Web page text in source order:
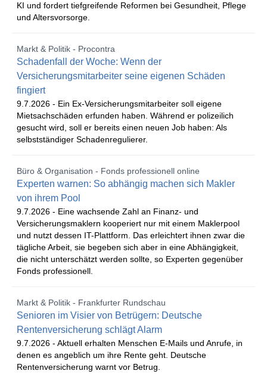
KI und fordert tiefgreifende Reformen bei Gesundheit, Pflege
und Altersvorsorge.
Markt & Politik - Procontra
Schadenfall der Woche: Wenn der
Versicherungsmitarbeiter seine eigenen Schäden
fingiert
9.7.2026 - Ein Ex-Versicherungsmitarbeiter soll eigene
Mietsachschäden erfunden haben. Während er polizeilich
gesucht wird, soll er bereits einen neuen Job haben: Als
selbstständiger Schadenregulierer.
Büro & Organisation - Fonds professionell online
Experten warnen: So abhängig machen sich Makler
von ihrem Pool
9.7.2026 - Eine wachsende Zahl an Finanz- und
Versicherungsmaklern kooperiert nur mit einem Maklerpool
und nutzt dessen IT-Plattform. Das erleichtert ihnen zwar die
tägliche Arbeit, sie begeben sich aber in eine Abhängigkeit,
die nicht unterschätzt werden sollte, so Experten gegenüber
Fonds professionell.
Markt & Politik - Frankfurter Rundschau
Senioren im Visier von Betrügern: Deutsche
Rentenversicherung schlägt Alarm
9.7.2026 - Aktuell erhalten Menschen E-Mails und Anrufe, in
denen es angeblich um ihre Rente geht. Deutsche
Rentenversicherung warnt vor Betrug.